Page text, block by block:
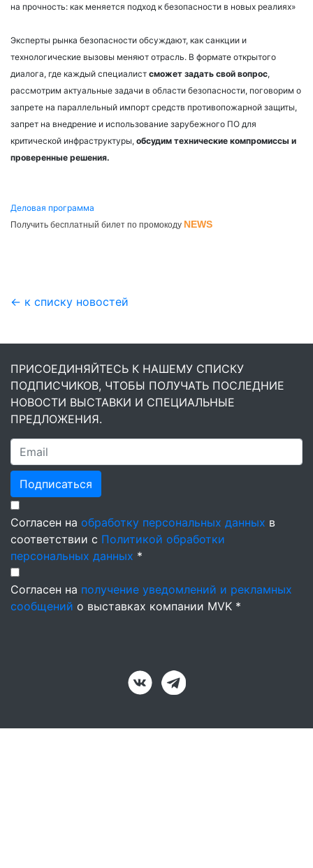
на прочность: как меняется подход к безопасности в новых реалиях»
Эксперты рынка безопасности обсуждают, как санкции и
технологические вызовы меняют отрасль. В формате открытого
диалога, где каждый специалист сможет задать свой вопрос,
рассмотрим актуальные задачи в области безопасности, поговорим о
запрете на параллельный импорт средств противопожарной защиты,
запрет на внедрение и использование зарубежного ПО для
критической инфраструктуры, обсудим технические компромиссы и
проверенные решения.
Деловая программа
Получить бесплатный билет по промокоду NEWS
← к списку новостей
ПРИСОЕДИНЯЙТЕСЬ К НАШЕМУ СПИСКУ
ПОДПИСЧИКОВ, ЧТОБЫ ПОЛУЧАТЬ ПОСЛЕДНИЕ
НОВОСТИ ВЫСТАВКИ И СПЕЦИАЛЬНЫЕ
ПРЕДЛОЖЕНИЯ.
Подписаться
Согласен на обработку персональных данных в
соответствии с Политикой обработки
персональных данных *
Согласен на получение уведомлений и рекламных
сообщений о выставках компании MVK *